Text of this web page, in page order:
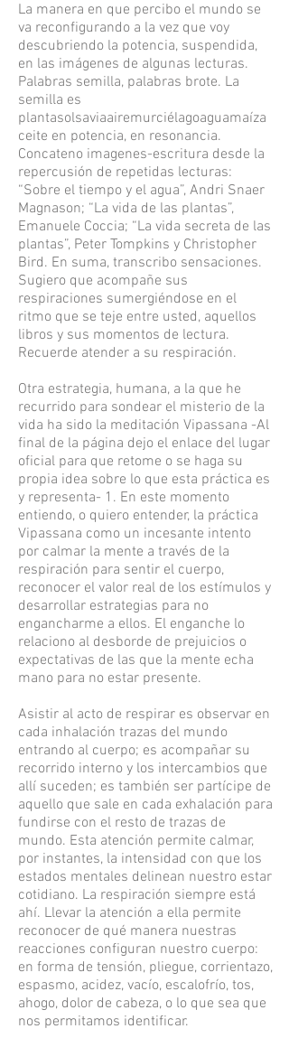
La manera en que percibo el mundo se
va reconfigurando a la vez que voy
descubriendo la potencia, suspendida,
en las imágenes de algunas lecturas.
Palabras semilla, palabras brote. La
semilla es
plantasolsaviaairemurciélagoaguamaíza
ceite en potencia, en resonancia.
Concateno imagenes-escritura desde la
repercusión de repetidas lecturas:
“Sobre el tiempo y el agua”, Andri Snaer
Magnason; “La vida de las plantas”,
Emanuele Coccia; “La vida secreta de las
plantas”, Peter Tompkins y Christopher
Bird. En suma, transcribo sensaciones.
Sugiero que acompañe sus
respiraciones sumergiéndose en el
ritmo que se teje entre usted, aquellos
libros y sus momentos de lectura.
Recuerde atender a su respiración.
Otra estrategia, humana, a la que he
recurrido para sondear el misterio de la
vida ha sido la meditación Vipassana -Al
final de la página dejo el enlace del lugar
oficial para que retome o se haga su
propia idea sobre lo que esta práctica es
y representa- 1. En este momento
entiendo, o quiero entender, la práctica
Vipassana como un incesante intento
por calmar la mente a través de la
respiración para sentir el cuerpo,
reconocer el valor real de los estímulos y
desarrollar estrategias para no
engancharme a ellos. El enganche lo
relaciono al desborde de prejuicios o
expectativas de las que la mente echa
mano para no estar presente.
Asistir al acto de respirar es observar en
cada inhalación trazas del mundo
entrando al cuerpo; es acompañar su
recorrido interno y los intercambios que
allí suceden; es también ser partícipe de
aquello que sale en cada exhalación para
fundirse con el resto de trazas de
mundo. Esta atención permite calmar,
por instantes, la intensidad con que los
estados mentales delinean nuestro estar
cotidiano. La respiración siempre está
ahí. Llevar la atención a ella permite
reconocer de qué manera nuestras
reacciones configuran nuestro cuerpo:
en forma de tensión, pliegue, corrientazo,
espasmo, acidez, vacío, escalofrío, tos,
ahogo, dolor de cabeza, o lo que sea que
nos permitamos identificar.